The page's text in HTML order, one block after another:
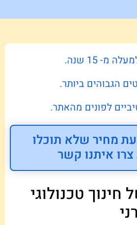
מ- 15 שנה.
הגבוהים ביותר.
לפונים מהאתר.
מחיר שלא תוכלו
איתנו קשר
טכנולוגי